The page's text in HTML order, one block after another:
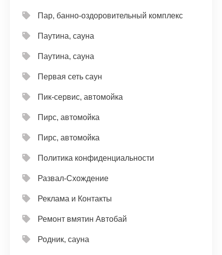
Пар, банно-оздоровительный комплекс
Паутина, сауна
Паутина, сауна
Первая сеть саун
Пик-сервис, автомойка
Пирс, автомойка
Пирс, автомойка
Политика конфиденциальности
Развал-Схождение
Реклама и Контакты
Ремонт вмятин Автобай
Родник, сауна